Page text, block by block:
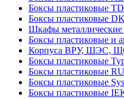
Боксы пластиковые
Боксы пластиковые
Шкафы металлические
Боксы пластиковые и
Корпуса ВРУ, ШЭС,
Боксы пластиковые
Боксы пластиковые
Боксы пластиковые
Боксы пластиковые